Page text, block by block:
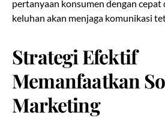
pertanyaan konsumen dengan cepat
keluhan akan menjaga komunikasi
Strategi Efektif
Memanfaatkan
Marketing